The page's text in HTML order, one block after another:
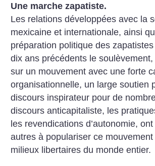
Une marche zapatiste.
Les relations développées avec la
mexicaine et internationale, ainsi
préparation politique des
dix ans précédents le
sur un mouvement avec une forte
organisationnelle, un large soutien
discours inspirateur pour de
discours anticapitaliste, les
les revendications d’autonomie,
autres à populariser ce
milieux libertaires du monde entier.